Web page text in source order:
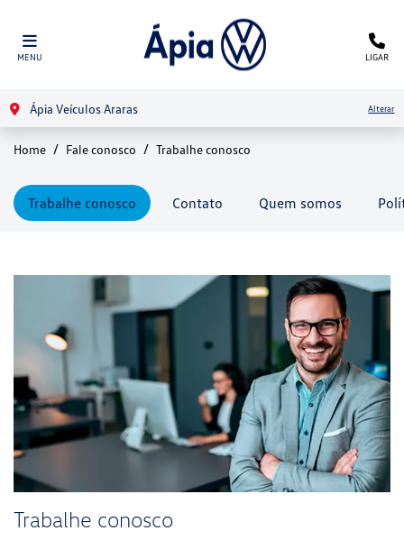
MENU LIGAR
Ápia Veículos Araras Alterar
Home Fale conosco Trabalhe conosco
Contato Quem somos
Trabalhe conosco
Trabalhe conosco